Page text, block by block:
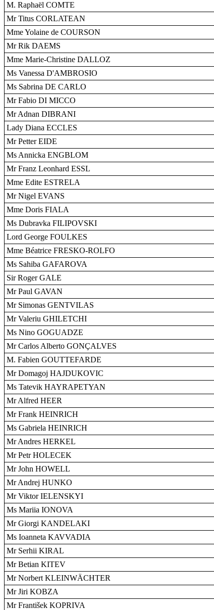
M. Raphaël COMTE
Mr Titus CORLATEAN
Mme Yolaine de COURSON
Mr Rik DAEMS
Mme Marie-Christine DALLOZ
Ms Vanessa D'AMBROSIO
Ms Sabrina DE CARLO
Mr Fabio DI MICCO
Mr Adnan DIBRANI
Lady Diana ECCLES
Mr Petter EIDE
Ms Annicka ENGBLOM
Mr Franz Leonhard ESSL
Mme Edite ESTRELA
Mr Nigel EVANS
Mme Doris FIALA
Ms Dubravka FILIPOVSKI
Lord George FOULKES
Mme Béatrice FRESKO-ROLFO
Ms Sahiba GAFAROVA
Sir Roger GALE
Mr Paul GAVAN
Mr Simonas GENTVILAS
Mr Valeriu GHILETCHI
Ms Nino GOGUADZE
Mr Carlos Alberto GONÇALVES
M. Fabien GOUTTEFARDE
Mr Domagoj HAJDUKOVIC
Ms Tatevik HAYRAPETYAN
Mr Alfred HEER
Mr Frank HEINRICH
Ms Gabriela HEINRICH
Mr Andres HERKEL
Mr Petr HOLECEK
Mr John HOWELL
Mr Andrej HUNKO
Mr Viktor IELENSKYI
Ms Mariia IONOVA
Mr Giorgi KANDELAKI
Ms Ioanneta KAVVADIA
Mr Serhii KIRAL
Mr Betian KITEV
Mr Norbert KLEINWÄCHTER
Mr Jiri KOBZA
Mr František KOPRIVA